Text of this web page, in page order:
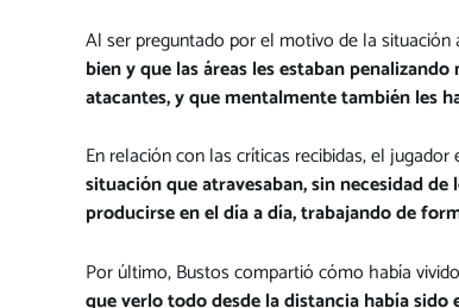
Al ser preguntado por el motivo de la
bien y que las áreas les estaban
atacantes, y que mentalmente también les
En relación con las críticas recibidas, el
situación que atravesaban, sin necesidad
producirse en el día a día, trabajando de
Por último, Bustos compartió cómo había
que verlo todo desde la distancia había